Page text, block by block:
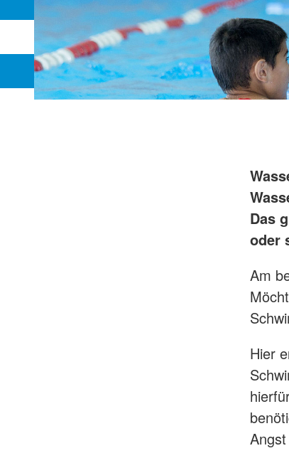
Das
oder
Am
Hier